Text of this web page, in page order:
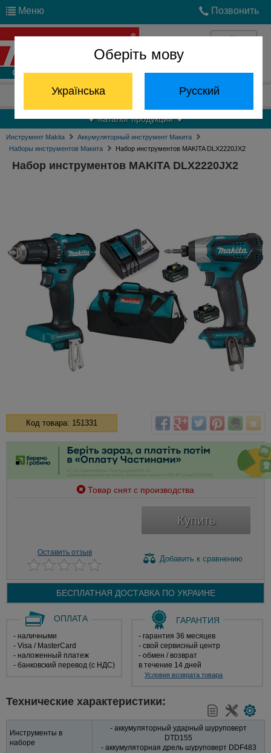
Оберіть мову
Українська Русский
Меню Позвонить
Войти
Отдел запчастей: (068) 824-24-24
Каталог продукции
Инструмент Makita
Аккумуляторный инструмент Макита
Наборы инструментов Макита
Набор инструментов MAKITA DLX2220JX2
Набор инструментов MAKITA DLX2220JX2
Код товара: 151331
Товар снят с производства
Купить
Оставить отзыв
Добавить к сравнению
БЕСПЛАТНАЯ ДОСТАВКА ПО УКРАИНЕ
ОПЛАТА
- наличными
- Visa / MasterCard
- наложенный платеж
- банковский перевод (с НДС)
ГАРАНТИЯ
- гарантия 36 месяцев
- свой сервисный центр
- обмен / возврат
в течение 14 дней
Условия возврата товара
Технические характеристики:
Инструменты в
наборе
- аккумуляторный ударный шуруповерт
DTD155
- аккумуляторная дрель шуруповерт DDF483